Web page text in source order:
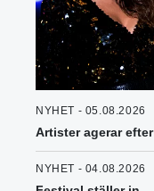
NYHET - 05.08.2026
Artister agerar
NYHET - 04.08.2026